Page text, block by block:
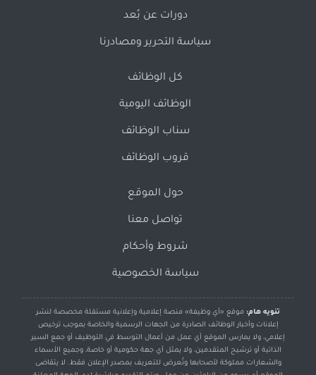
دورات عن بُعد
سياسة التحرير ومصادرنا
كل الوظائف
الوظائف اليومية
سناب الوظائف
قروب الوظائف
حول الموقع
تواصل معنا
شروط وأحكام
سياسة الخصوصية
تنويه هام: موقع «أي وظيفة» منصة إعلامية وإعلانية مستقلة مخصصة لنشر
إعلانات وأخبار الوظائف الصادرة من الجهات الرسمية والخاصة بموجب ترخيص
إعلامي، ولا يمارس الموقع أي عمل من أعمال التوسط في التوظيف أو جمع السير
الذاتية أو ترشيح المتقدمين، ولا يمثل أي جهة حكومية أو خاصة، وجميع الأسماء
والشعارات مملوكة لأصحابها وتُعرض للتعريف بمصدر الإعلان فقط. لا يتقاضى